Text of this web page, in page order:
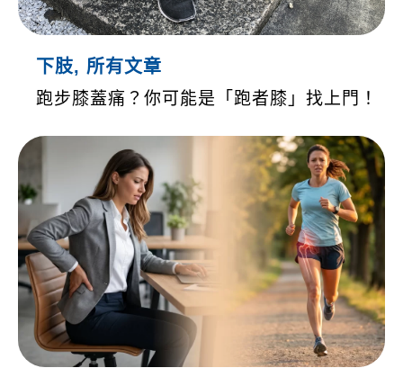
下肢, 所有文章
跑步膝蓋痛？你可能是「跑者膝」找上門！